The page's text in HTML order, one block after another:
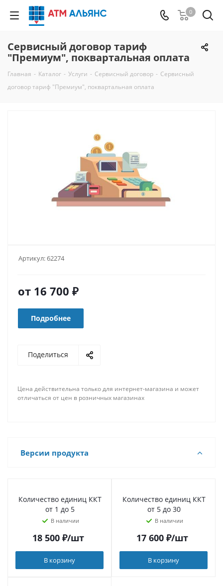
0
Сервисный договор тариф
"Премиум", поквартальная оплата
Главная - Каталог - Услуги - Сервисный договор - Сервисный
договор тариф "Премиум", поквартальная оплата
Артикул:62274
от 16 700 ₽
Подробнее
Поделиться
Цена действительна только для интернет-магазина и может
отличаться от цен в розничных магазинах
Версии продукта
Количество единиц ККТ
от 1 до 5
В наличии
18 500₽/шт
В корзину
Количество единиц ККТ
от 5 до 30
В наличии
17 600₽/шт
В корзину